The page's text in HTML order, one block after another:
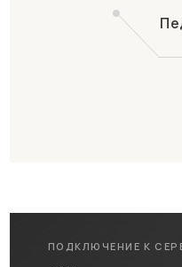
ПОДКЛЮЧЕНИЕ К